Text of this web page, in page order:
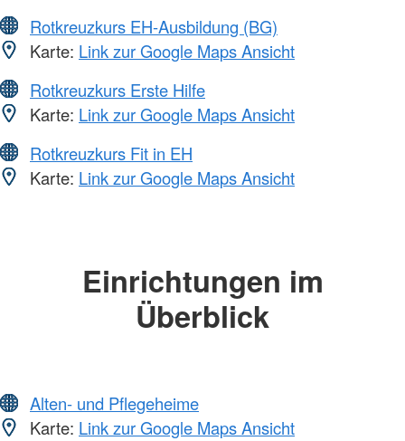
Rotkreuzkurs EH-Ausbildung (BG)
Karte: Link zur Google Maps Ansicht
Rotkreuzkurs Erste Hilfe
Karte: Link zur Google Maps Ansicht
Rotkreuzkurs Fit in EH
Karte: Link zur Google Maps Ansicht
Einrichtungen im
Überblick
Alten- und Pflegeheime
Karte: Link zur Google Maps Ansicht